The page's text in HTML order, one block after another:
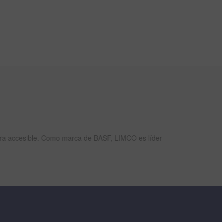
accesible. Como marca de BASF, LIMCO es líder